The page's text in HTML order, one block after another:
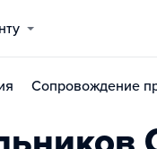
Сопровождение